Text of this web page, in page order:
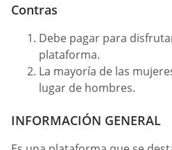
Contras
Debe pagar para
plataforma.
La mayoría de las
lugar de hombres.
INFORMACIÓN GENERAL